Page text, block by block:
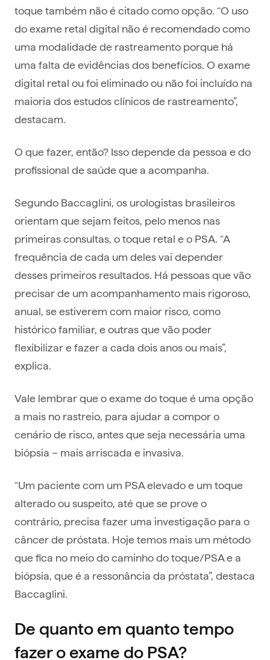
toque também não é citado como opção. “O uso
do exame retal digital não é recomendado como
uma modalidade de rastreamento porque há
uma falta de evidências dos benefícios. O exame
digital retal ou foi eliminado ou não foi incluído na
maioria dos estudos clínicos de rastreamento”,
destacam.
O que fazer, então? Isso depende da pessoa e do
profissional de saúde que a acompanha.
Segundo Baccaglini, os urologistas brasileiros
orientam que sejam feitos, pelo menos nas
primeiras consultas, o toque retal e o PSA. “A
frequência de cada um deles vai depender
desses primeiros resultados. Há pessoas que vão
precisar de um acompanhamento mais rigoroso,
anual, se estiverem com maior risco, como
histórico familiar, e outras que vão poder
flexibilizar e fazer a cada dois anos ou mais”,
explica.
Vale lembrar que o exame do toque é uma opção
a mais no rastreio, para ajudar a compor o
cenário de risco, antes que seja necessária uma
biópsia – mais arriscada e invasiva.
“Um paciente com um PSA elevado e um toque
alterado ou suspeito, até que se prove o
contrário, precisa fazer uma investigação para o
câncer de próstata. Hoje temos mais um método
que fica no meio do caminho do toque/PSA e a
biópsia, que é a ressonância da próstata”, destaca
Baccaglini.
De quanto em quanto tempo
fazer o exame do PSA?